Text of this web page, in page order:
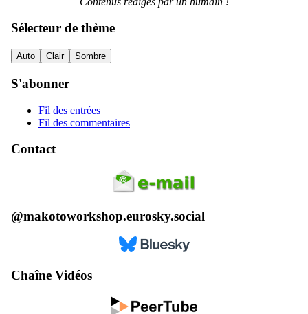
Sélecteur de thème
Auto Clair Sombre
S'abonner
Fil des entrées
Fil des commentaires
Contact
@makotoworkshop.eurosky.social
Chaîne Vidéos